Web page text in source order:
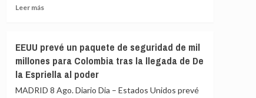
15
horas
para
atención
Leer másLeer
la
Espriella
ordena
traslado
EEUU prevé un paquete de seguridad de mil
millones para Colombia tras la llegada de De
la Espriella al poder
MADRID 8 Ago. Diario Dia – Estados Unidos prevé